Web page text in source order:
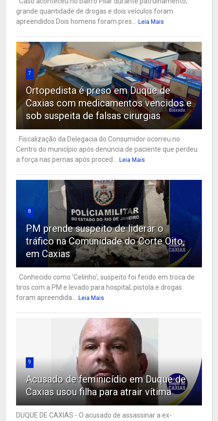
grande quantidade de drogas e dois veículos foram
apreendidos Dois homens foram pres... Leia Mais
7
Ortopedista é preso em Duque de
Caxias com medicamentos vencidos e
sob suspeita de falsas cirurgias
Fiscalização da Delegacia do Consumidor ocorreu no
Centro do município após denúncia de paciente que perdeu
a força nas pernas após proced... Leia Mais
8
PM prende suspeito de liderar o
tráfico na Comunidade do Corte Oito,
em Caxias
Conhecido como 'Celinho', suspeito foi ferido em troca de
tiros com a PM e levado para hospital; pistola e drogas
foram apreendida... Leia Mais
9
Acusado de feminicídio em Duque de
Caxias usou filha para atrair vítima
DUQUE DE CAXIAS - O acusado de assassinar a ex-